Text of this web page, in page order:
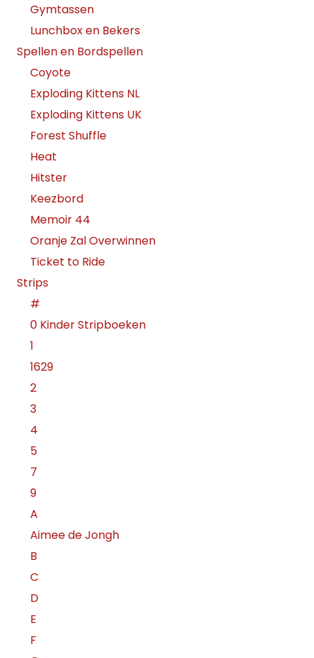
Gymtassen
Lunchbox en Bekers
Spellen en Bordspellen
Coyote
Exploding Kittens NL
Exploding Kittens UK
Forest Shuffle
Heat
Hitster
Keezbord
Memoir 44
Oranje Zal Overwinnen
Ticket to Ride
Strips
#
0 Kinder Stripboeken
1
1629
2
3
4
5
7
9
A
Aimee de Jongh
B
C
D
E
F